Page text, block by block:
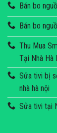
Bán bo
Bán bo
Thu Mua
Tại Nhà Hà
Sửa tivi bị
nhà hà nội
Sửa tivi tại